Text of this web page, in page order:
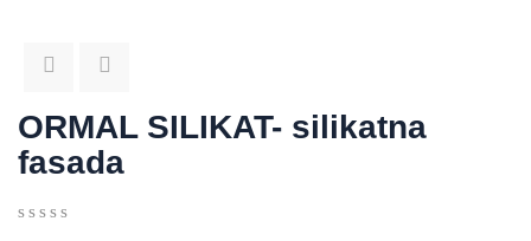
ORMAL SILIKAT- silikatna
fasada